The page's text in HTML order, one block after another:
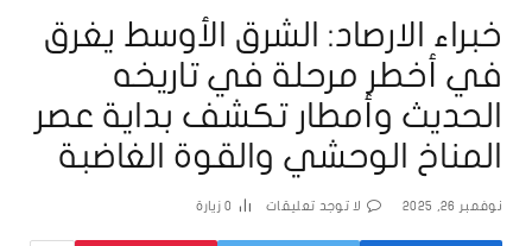
خبراء الارصاد: الشرق الأوسط يغرق
في أخطر مرحلة في تاريخه
الحديث وأمطار تكشف بداية عصر
المناخ الوحشي والقوة الغاضبة
نوفمبر 26, 2025 لا توجد تعليقات 0 زيارة